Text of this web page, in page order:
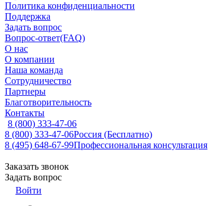
Политика конфиденциальности
Поддержка
Задать вопрос
Вопрос-ответ(FAQ)
О нас
О компании
Наша команда
Сотрудничество
Партнеры
Благотворительность
Контакты
8 (800) 333-47-06
8 (800) 333-47-06Россия (Бесплатно)
8 (495) 648-67-99Профессиональная консультация
Заказать звонок
Задать вопрос
Войти